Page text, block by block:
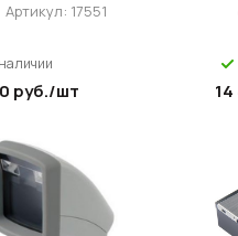
Артикул: 17551
руб./шт